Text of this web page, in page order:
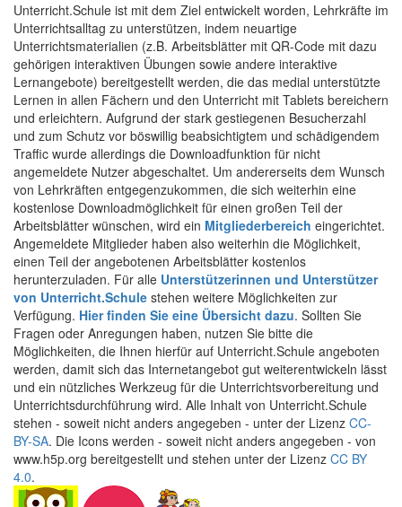
Unterricht.Schule ist mit dem Ziel entwickelt worden, Lehrkräfte im
Unterrichtsalltag zu unterstützen, indem neuartige
Unterrichtsmaterialien (z.B. Arbeitsblätter mit QR-Code mit dazu
gehörigen interaktiven Übungen sowie andere interaktive
Lernangebote) bereitgestellt werden, die das medial unterstützte
Lernen in allen Fächern und den Unterricht mit Tablets bereichern
und erleichtern. Aufgrund der stark gestiegenen Besucherzahl
und zum Schutz vor böswillig beabsichtigtem und schädigendem
Traffic wurde allerdings die Downloadfunktion für nicht
angemeldete Nutzer abgeschaltet. Um andererseits dem Wunsch
von Lehrkräften entgegenzukommen, die sich weiterhin eine
kostenlose Downloadmöglichkeit für einen großen Teil der
Arbeitsblätter wünschen, wird ein Mitgliederbereich eingerichtet.
Angemeldete Mitglieder haben also weiterhin die Möglichkeit,
einen Teil der angebotenen Arbeitsblätter kostenlos
herunterzuladen. Für alle Unterstützerinnen und Unterstützer
von Unterricht.Schule stehen weitere Möglichkeiten zur
Verfügung. Hier finden Sie eine Übersicht dazu. Sollten Sie
Fragen oder Anregungen haben, nutzen Sie bitte die
Möglichkeiten, die Ihnen hierfür auf Unterricht.Schule angeboten
werden, damit sich das Internetangebot gut weiterentwickeln lässt
und ein nützliches Werkzeug für die Unterrichtsvorbereitung und
Unterrichtsdurchführung wird. Alle Inhalt von Unterricht.Schule
stehen - soweit nicht anders angegeben - unter der Lizenz CC-
BY-SA. Die Icons werden - soweit nicht anders angegeben - von
www.h5p.org bereitgestellt und stehen unter der Lizenz CC BY
4.0.